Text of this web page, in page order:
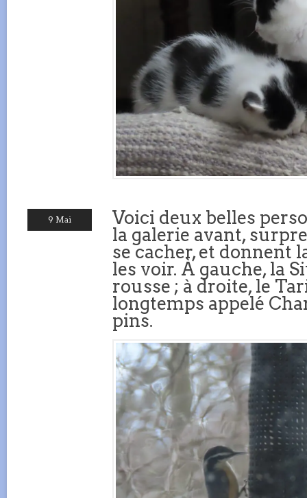
9 Mai
Voici deux belles
la galerie avant,
se cacher, et donnent
les voir. À gauche, la
rousse ; à droite, le
longtemps appelé
pins.